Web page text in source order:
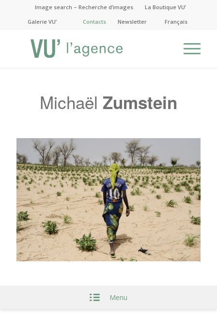
Image search – Recherche d’images
La Boutique VU’
Galerie VU’
Contacts Newsletter Français
Michaël Zumstein
Menu